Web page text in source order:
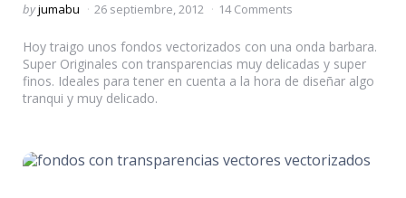
Posted
byjumabu 26 septiembre, 2012 14 Comments
Hoy traigo unos fondos vectorizados con una onda barbara.
Super Originales con transparencias muy delicadas y super
finos. Ideales para tener en cuenta a la hora de diseñar algo
tranqui y muy delicado.